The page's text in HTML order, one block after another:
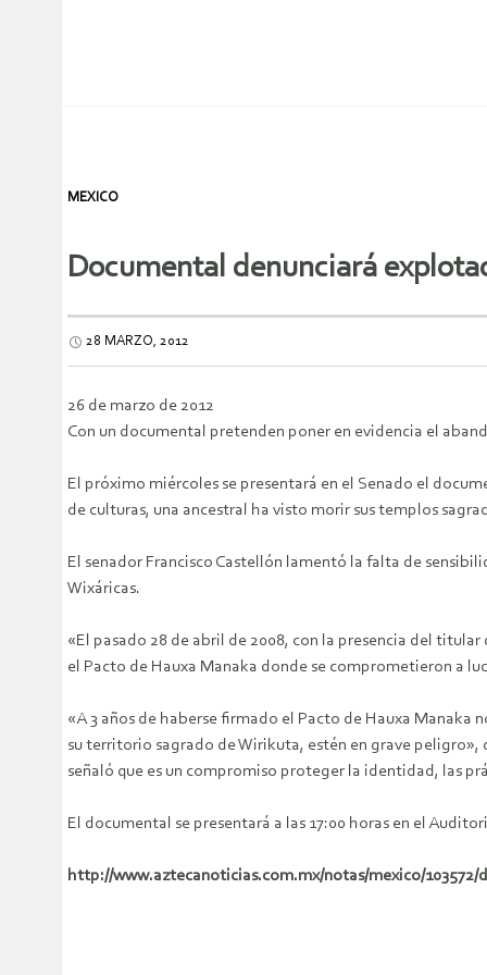
MEXICO
Documental denunciará
28 MARZO, 2012
26 de marzo de 2012
Con un documental pretenden poner en evidencia el
El próximo miércoles se presentará en el Senado el
de culturas, una ancestral ha visto morir sus templos
El senador Francisco Castellón lamentó la falta de
Wixáricas.
«El pasado 28 de abril de 2008, con la presencia del
el Pacto de Hauxa Manaka donde se comprometieron a
«A 3 años de haberse firmado el Pacto de Hauxa
su territorio sagrado de Wirikuta, estén en grave peligro»,
señaló que es un compromiso proteger la identidad, las
El documental se presentará a las 17:00 horas en el
http://www.aztecanoticias.com.mx/notas/mexico/